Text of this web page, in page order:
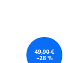
49,90 €
–28 %